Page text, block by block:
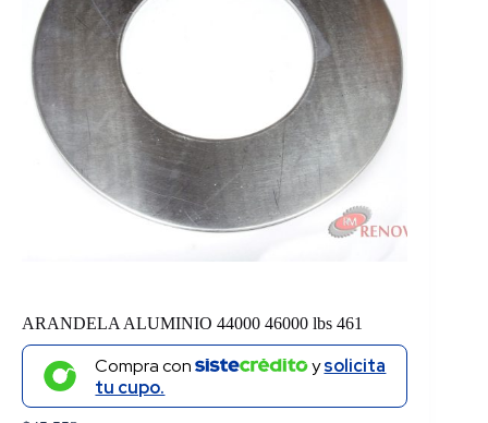
ARANDELA ALUMINIO 44000 46000 lbs 461
Compra con ysolicita
tu cupo.